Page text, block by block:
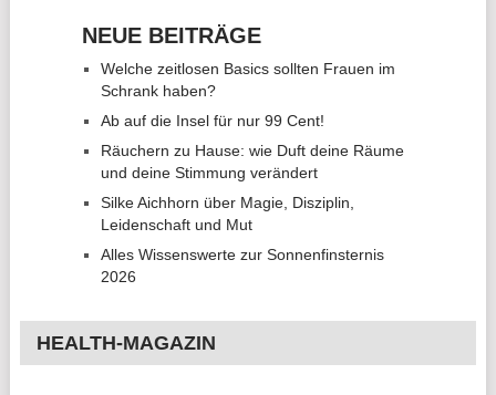
NEUE BEITRÄGE
Welche zeitlosen Basics sollten Frauen im
Schrank haben?
Ab auf die Insel für nur 99 Cent!
Räuchern zu Hause: wie Duft deine Räume
und deine Stimmung verändert
Silke Aichhorn über Magie, Disziplin,
Leidenschaft und Mut
Alles Wissenswerte zur Sonnenfinsternis
2026
HEALTH-MAGAZIN